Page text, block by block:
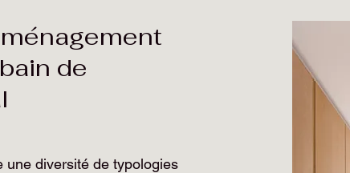
de
une diversité de typologies